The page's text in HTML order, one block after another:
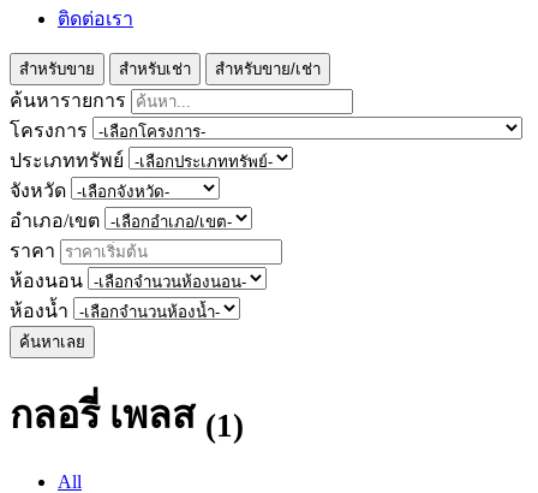
ติดต่อเรา
สำหรับขาย สำหรับเช่า สำหรับขาย/เช่า
ค้นหารายการ
โครงการ
ประเภททรัพย์
จังหวัด
อำเภอ/เขต
ราคา
ห้องนอน
ห้องน้ำ
ค้นหาเลย
กลอรี่ เพลส (1)
All